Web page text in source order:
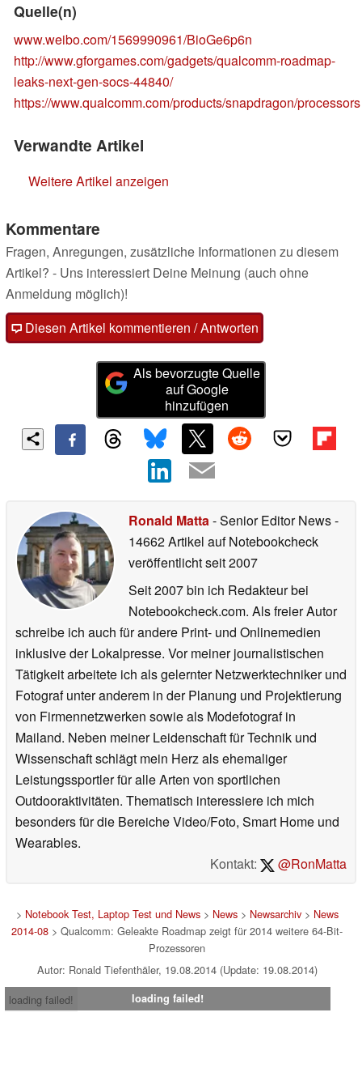
Quelle(n)
www.weibo.com/1569990961/BioGe6p6n
http://www.gforgames.com/gadgets/qualcomm-roadmap-
leaks-next-gen-socs-44840/
https://www.qualcomm.com/products/snapdragon/processors
Verwandte Artikel
Weitere Artikel anzeigen
Kommentare
Fragen, Anregungen, zusätzliche Informationen zu diesem
Artikel? - Uns interessiert Deine Meinung (auch ohne
Anmeldung möglich)!
Diesen Artikel kommentieren / Antworten
Als bevorzugte Quelle
auf Google
hinzufügen
Ronald Matta- Senior Editor News-
14662 Artikel auf Notebookcheck
veröffentlichtseit 2007
Seit 2007 bin ich Redakteur bei
Notebookcheck.com. Als freier Autor
schreibe ich auch für andere Print- und Onlinemedien
inklusive der Lokalpresse. Vor meiner journalistischen
Tätigkeit arbeitete ich als gelernter Netzwerktechniker und
Fotograf unter anderem in der Planung und Projektierung
von Firmennetzwerken sowie als Modefotograf in
Mailand. Neben meiner Leidenschaft für Technik und
Wissenschaft schlägt mein Herz als ehemaliger
Leistungssportler für alle Arten von sportlichen
Outdooraktivitäten. Thematisch interessiere ich mich
besonders für die Bereiche Video/Foto, Smart Home und
Wearables.
Kontakt:
@RonMatta
> Notebook Test, Laptop Test und News> News> Newsarchiv> News
2014-08 > Qualcomm: Geleakte Roadmap zeigt für 2014 weitere 64-Bit-
Prozessoren
Autor: Ronald Tiefenthäler, 19.08.2014 (Update: 19.08.2014)
loading failed!
loading failed!